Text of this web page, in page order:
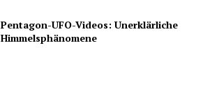
Pentagon-UFO-Videos: Unerklärliche
Himmelsphänomene